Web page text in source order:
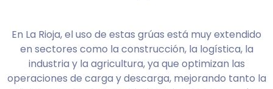
En La Rioja, el uso de estas grúas está muy extendido
en sectores como la construcción, la logística, la
industria y la agricultura, ya que optimizan las
operaciones de carga y descarga, mejorando tanto la